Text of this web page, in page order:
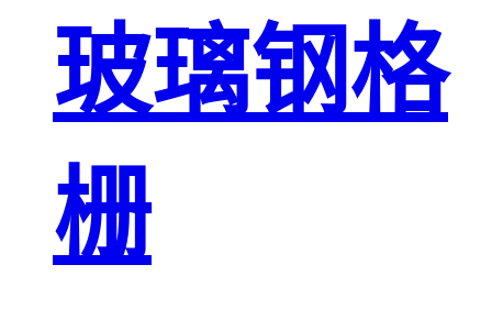
玻璃钢格
栅